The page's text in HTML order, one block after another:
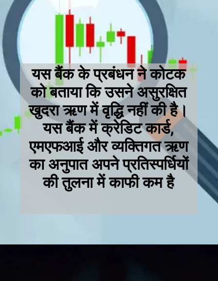
यस बैंक के प्रबंधन ने कोटक
को बताया कि उसने असुरक्षित
खुदरा ऋण में वृद्धि नहीं की है।
यस बैंक में क्रेडिट कार्ड,
एमएफआई और व्यक्तिगत ऋण
का अनुपात अपने प्रतिस्पर्धियों
की तुलना में काफी कम है